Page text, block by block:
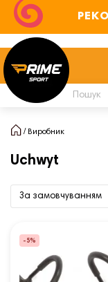
Виробник
Uchwyt
-5%